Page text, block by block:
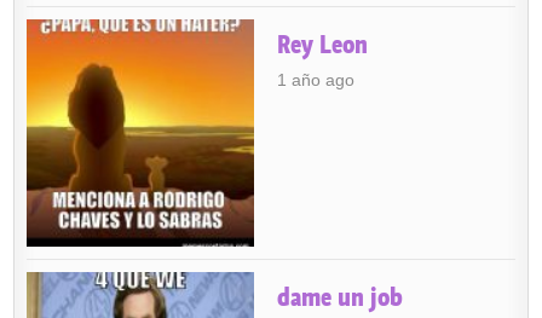
Rey Leon
1 año ago
dame un job